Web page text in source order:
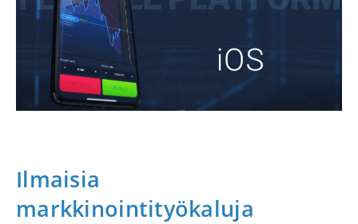
Ilmaisia ​​
markkinointityökaluja